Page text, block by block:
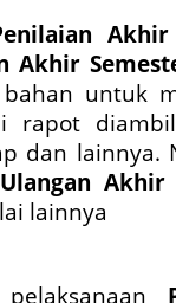
Akhir
untuk
rapot
dan lainnya.
Ulangan Akhir
lainnya